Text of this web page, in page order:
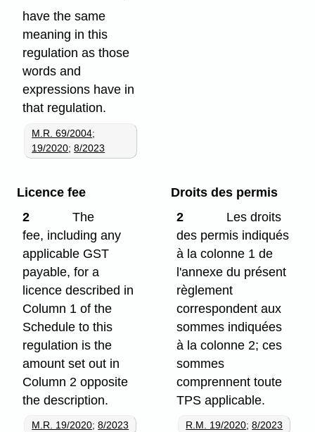
have the same
meaning in this
regulation as those
words and
expressions have in
that regulation.
M.R. 69/2004;
19/2020;8/2023
Licence fee
2
The
fee, including any
applicable GST
payable, for a
licence described in
Column 1 of the
Schedule to this
regulation is the
amount set out in
Column 2 opposite
the description.
M.R. 19/2020;8/2023
Droits des permis
2
Les droits
des permis indiqués
à la colonne 1 de
l'annexe du présent
règlement
correspondent aux
sommes indiquées
à la colonne 2; ces
sommes
comprennent toute
TPS applicable.
R.M. 19/2020;8/2023